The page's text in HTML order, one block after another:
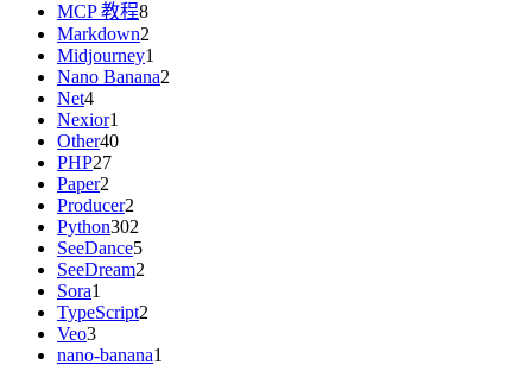
MCP 教程8
Markdown2
Midjourney1
Nano Banana2
Net4
Nexior1
Other40
PHP27
Paper2
Producer2
Python302
SeeDance5
SeeDream2
Sora1
TypeScript2
Veo3
nano-banana1